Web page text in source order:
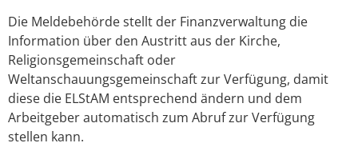
Die Meldebehörde stellt der Finanzverwaltung die
Information über den Austritt aus der Kirche,
Religionsgemeinschaft oder
Weltanschauungsgemeinschaft zur Verfügung, damit
diese die ELStAM entsprechend ändern und dem
Arbeitgeber automatisch zum Abruf zur Verfügung
stellen kann.